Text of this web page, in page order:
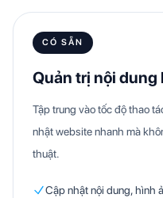
CÓ SẴN
Quản trị nội dung
Tập trung vào tốc độ thao
nhật website nhanh mà
thuật.
Cập nhật nội dung, hình